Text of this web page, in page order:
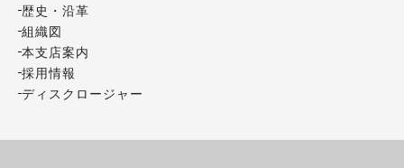
歴史・沿革
組織図
本支店案内
採用情報
ディスクロージャー